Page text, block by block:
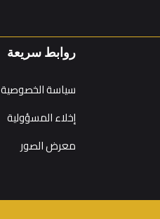
روابط سريعة
سياسة الخصوصية
إخلاء المسؤولية
معرض الصور